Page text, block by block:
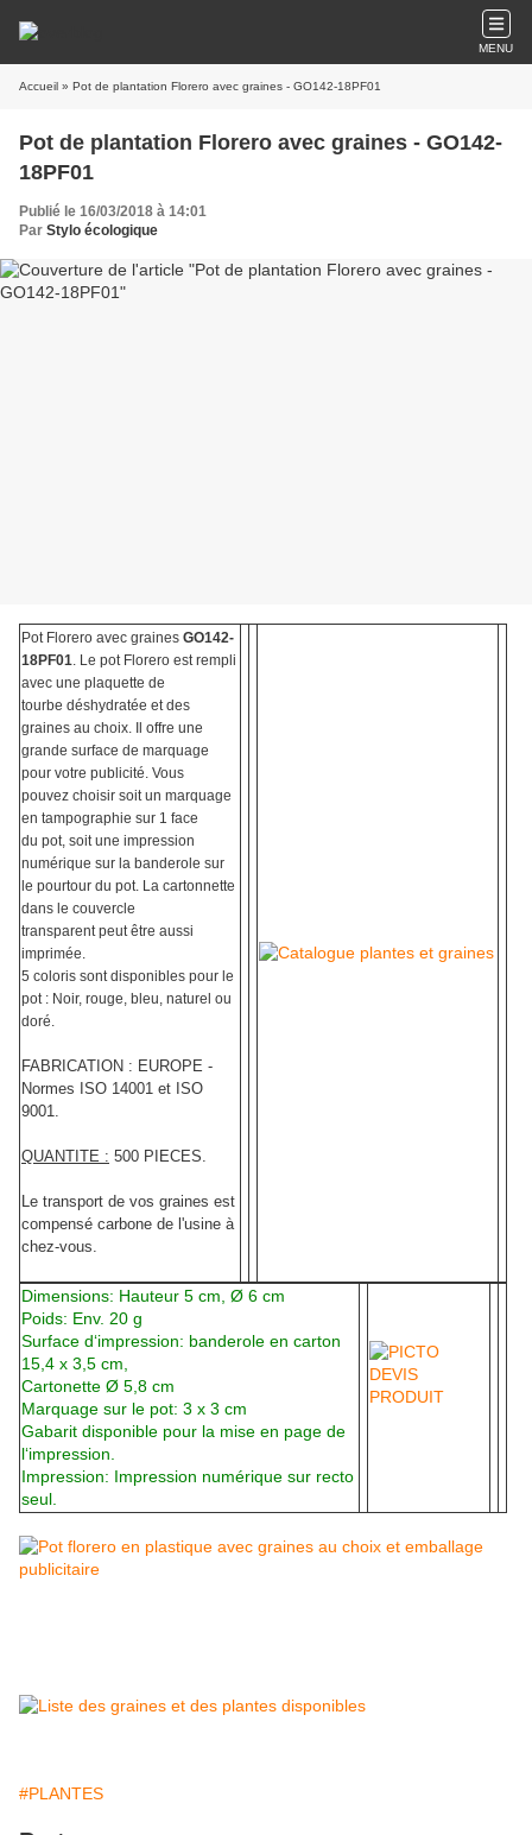
MENU
Accueil » Pot de plantation Florero avec graines - GO142-18PF01
Pot de plantation Florero avec graines - GO142-
18PF01
Publié le 16/03/2018 à 14:01
Par Stylo écologique
Pot Florero avec graines GO142-
18PF01. Le pot Florero est rempli
avec une plaquette de
tourbe déshydratée et des
graines au choix. Il offre une
grande surface de marquage
pour votre publicité. Vous
pouvez choisir soit un marquage
en tampographie sur 1 face
du pot, soit une impression
numérique sur la banderole sur
le pourtour du pot. La cartonnette
dans le couvercle
transparent peut être aussi
imprimée.
5 coloris sont disponibles pour le
pot : Noir, rouge, bleu, naturel ou
doré.
FABRICATION : EUROPE -
Normes ISO 14001 et ISO
9001.
QUANTITE : 500 PIECES.
Le transport de vos graines est
compensé carbone de l'usine à
chez-vous.
Dimensions: Hauteur 5 cm, Ø 6 cm
Poids: Env. 20 g
Surface d‘impression: banderole en carton
15,4 x 3,5 cm,
Cartonette Ø 5,8 cm
Marquage sur le pot: 3 x 3 cm
Gabarit disponible pour la mise en page de
l‘impression.
Impression: Impression numérique sur recto
seul.
#PLANTES